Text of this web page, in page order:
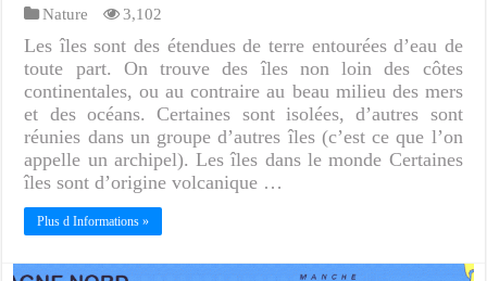
Nature 3,102
Les îles sont des étendues de terre entourées d’eau de
toute part. On trouve des îles non loin des côtes
continentales, ou au contraire au beau milieu des mers
et des océans. Certaines sont isolées, d’autres sont
réunies dans un groupe d’autres îles (c’est ce que l’on
appelle un archipel). Les îles dans le monde Certaines
îles sont d’origine volcanique …
Plus d Informations »